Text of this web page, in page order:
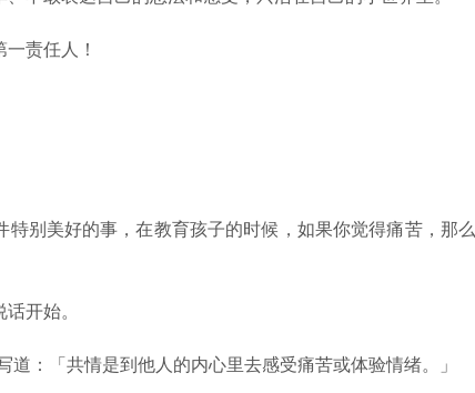
责任人！
别美好的事，在教育孩子的时候，如果你觉得痛苦，那么
开始。
道：「共情是到他人的内心里去感受痛苦或体验情绪。」